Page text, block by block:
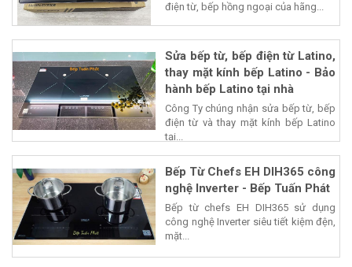
điện từ, bếp hồng ngoại của hãng...
Sửa bếp từ, bếp điện từ Latino,
thay mặt kính bếp Latino - Bảo
hành bếp Latino tại nhà
Công Ty chúng nhận sửa bếp từ, bếp
điện từ và thay mặt kính bếp Latino
tại...
Bếp Từ Chefs EH DIH365 công
nghệ Inverter - Bếp Tuấn Phát
Bếp từ chefs EH DIH365 sử dụng
công nghệ Inverter siêu tiết kiệm đện,
mặt...